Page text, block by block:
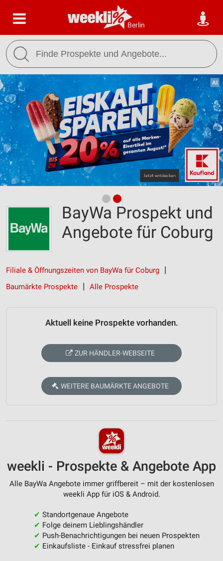
Berlin
BayWa Prospekt und
Angebote für Coburg
Filiale & Öffnungszeiten von BayWa für Coburg
Baumärkte Prospekte
Alle Prospekte
Aktuell keine Prospekte vorhanden.
ZUR HÄNDLER-WEBSEITE
WEITERE BAUMÄRKTE ANGEBOTE
weekli - Prospekte & Angebote App
Alle BayWa Angebote immer griffbereit – mit der kostenlosen
weekli App für iOS & Android.
✔ Standortgenaue Angebote
✔ Folge deinem Lieblingshändler
✔ Push-Benachrichtigungen bei neuen Prospekten
✔ Einkaufsliste - Einkauf stressfrei planen